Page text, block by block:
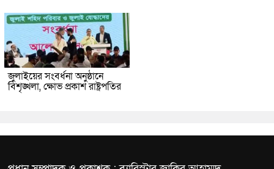
জুলাইয়ের সংবর্ধনা অনুষ্ঠানে
বিশৃঙ্খলা, ক্ষোভ প্রকাশ রাষ্ট্রপতির